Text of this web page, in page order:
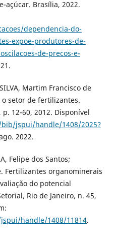
açúcar. Brasília, 2022.
dependencia-do-
expoe-produtores-de-
de-precos-e-
Martim Francisco de
setor de fertilizantes.
p. 12-60, 2012. Disponível
jspui/handle/1408/2025?
2022.
Felipe dos Santos;
Fertilizantes organominerais
do potencial
Rio de Janeiro, n. 45,
handle/1408/11814.